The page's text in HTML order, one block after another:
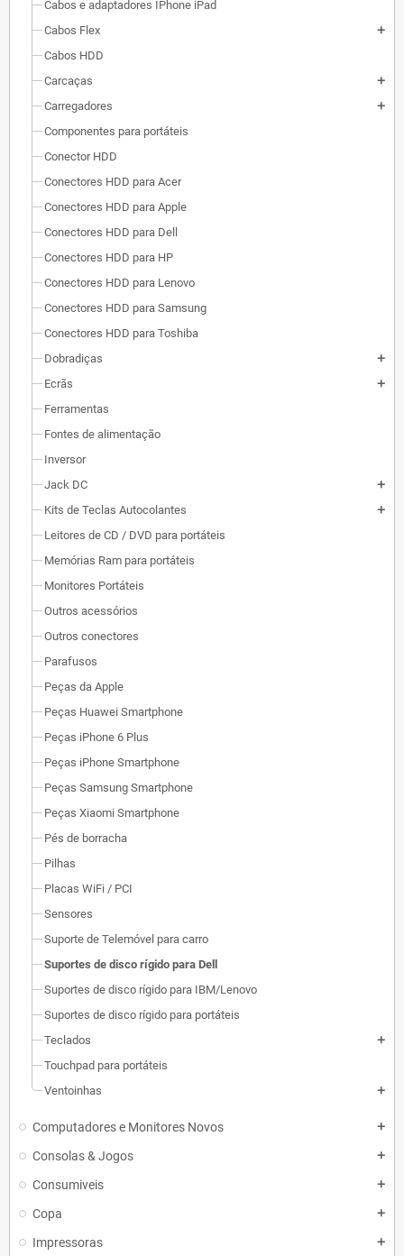
Cabos e adaptadores IPhone iPad
Cabos Flex
add
Cabos HDD
Carcaças
add
Carregadores add
Componentes para portáteis
Conector HDD
Conectores HDD para Acer
Conectores HDD para Apple
Conectores HDD para Dell
Conectores HDD para HP
Conectores HDD para Lenovo
Conectores HDD para Samsung
Conectores HDD para Toshiba
Dobradiças
add
Ecrãs add
Ferramentas
Fontes de alimentação
Inversor
Jack DC
add
Kits de Teclas Autocolantes add
Leitores de CD / DVD para portáteis
Memórias Ram para portáteis
Monitores Portáteis
Outros acessórios
Outros conectores
Parafusos
Peças da Apple
Peças Huawei Smartphone
Peças iPhone 6 Plus
Peças iPhone Smartphone
Peças Samsung Smartphone
Peças Xiaomi Smartphone
Pés de borracha
Pilhas
Placas WiFi / PCI
Sensores
Suporte de Telemóvel para carro
Suportes de disco rígido para Dell
Suportes de disco rígido para IBM/Lenovo
Suportes de disco rígido para portáteis
Teclados
add
Touchpad para portáteis
Ventoinhas
add
Computadores e Monitores Novos add
Consolas & Jogos add
Consumiveis add
Copa add
Impressoras add